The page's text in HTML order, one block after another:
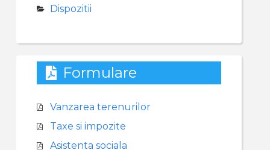
Dispozitii
Formulare
Vanzarea terenurilor
Taxe si impozite
Asistenta sociala